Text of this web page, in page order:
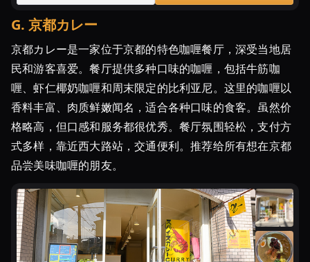
G. 京都カレー
京都カレー是一家位于京都的特色咖喱餐厅，深受当地居
民和游客喜爱。餐厅提供多种口味的咖喱，包括牛筋咖
喱、虾仁椰奶咖喱和周末限定的比利亚尼。这里的咖喱以
香料丰富、肉质鲜嫩闻名，适合各种口味的食客。虽然价
格略高，但口感和服务都很优秀。餐厅氛围轻松，支付方
式多样，靠近西大路站，交通便利。推荐给所有想在京都
品尝美味咖喱的朋友。